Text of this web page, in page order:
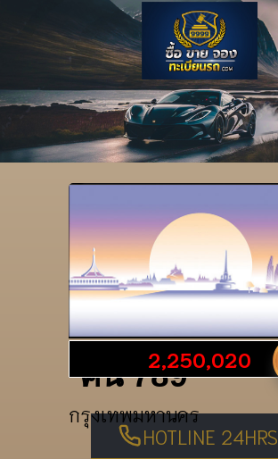
รายละเอียดป้าย
ศน 789
กรุงเทพมหานคร
2,250,020
HOTLINE 24HRS.